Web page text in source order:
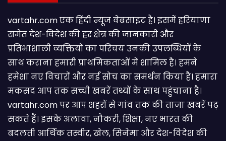
vartahr.com एक हिंदी न्यूज वेबसाइट है। इसमें हरियाणा
समेत देश-विदेश की हर क्षेत्र की जानकारी और
प्रतिभाशाली व्यक्तियों का परिचय उनकी उपलब्धियों के
साथ कराना हमारी प्राथमिकताओं में शामिल है। हमने
हमेशा नए विचारों और नई सोच का समर्थन किया है। हमारा
मकसद आप तक सच्ची खबरें तथ्यों के साथ पहुंचाना है।
vartahr.com पर आप शहरों से गांव तक की ताजा खबरें पढ़
सकते हैं। इसके अलावा, नौकरी, शिक्षा, नए भारत की
बदलती आर्थिक तस्वीर, खेल, सिनेमा और देश-विदेश की